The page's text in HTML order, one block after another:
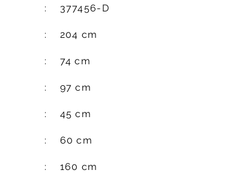
377456-D
204 cm
74 cm
97 cm
45 cm
60 cm
160 cm